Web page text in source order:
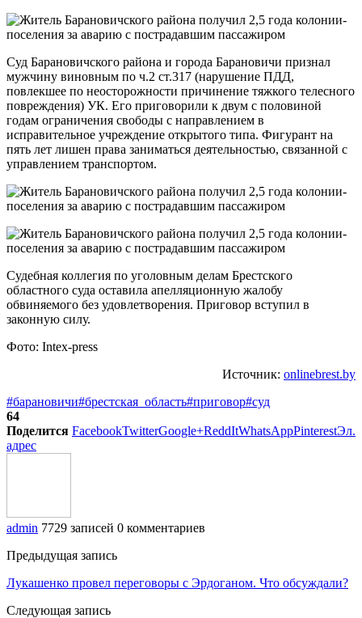
Суд Барановичского района и города Барановичи признал
мужчину виновным по ч.2 ст.317 (нарушение ПДД,
повлекшее по неосторожности причинение тяжкого телесного
повреждения) УК. Его приговорили к двум с половиной
годам ограничения свободы с направлением в
исправительное учреждение открытого типа. Фигурант на
пять лет лишен права заниматься деятельностью, связанной с
управлением транспортом.
Судебная коллегия по уголовным делам Брестского
областного суда оставила апелляционную жалобу
обвиняемого без удовлетворения. Приговор вступил в
законную силу.
Фото: Intex-press
Источник: onlinebrest.by
#барановичи#брестская_область#приговор#суд
64
Поделится FacebookTwitterGoogle+ReddItWhatsAppPinterestЭл.
адрес
admin 7729 записей 0 комментариев
Предыдущая запись
Лукашенко провел переговоры с Эрдоганом. Что обсуждали?
Следующая запись